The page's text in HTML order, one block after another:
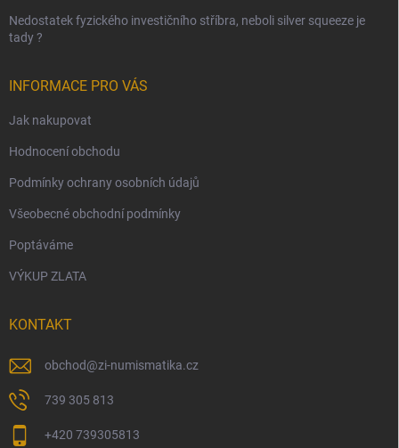
Nedostatek fyzického investičního stříbra, neboli silver squeeze je
tady ?
INFORMACE PRO VÁS
Jak nakupovat
Hodnocení obchodu
Podmínky ochrany osobních údajů
Všeobecné obchodní podmínky
Poptáváme
VÝKUP ZLATA
KONTAKT
obchod@zi-numismatika.cz
739 305 813
+420 739305813